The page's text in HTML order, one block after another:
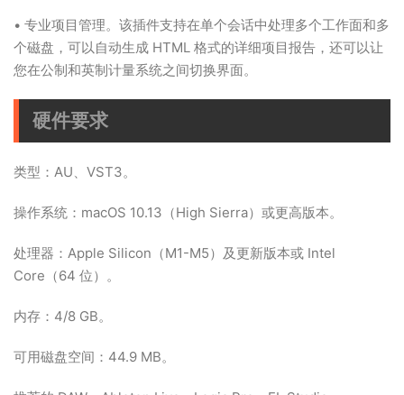
• 专业项目管理。该插件支持在单个会话中处理多个工作面和多
个磁盘，可以自动生成 HTML 格式的详细项目报告，还可以让
您在公制和英制计量系统之间切换界面。
硬件要求
类型：AU、VST3。
操作系统：macOS 10.13（High Sierra）或更高版本。
处理器：Apple Silicon（M1-M5）及更新版本或 Intel
Core（64 位）。
内存：4/8 GB。
可用磁盘空间：44.9 MB。